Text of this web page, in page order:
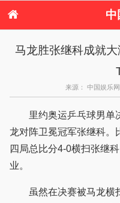
中
电视剧
演唱会
马龙胜张继科成就
来源： 中国娱乐
里约奥运乒乓球男单
龙对阵卫冕冠军张继科。
四局总比分4-0横扫张继
业。
虽然在决赛被马龙横